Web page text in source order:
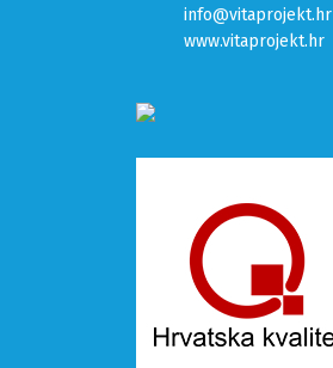
info@vitaprojekt.hr
www.vitaprojekt.hr